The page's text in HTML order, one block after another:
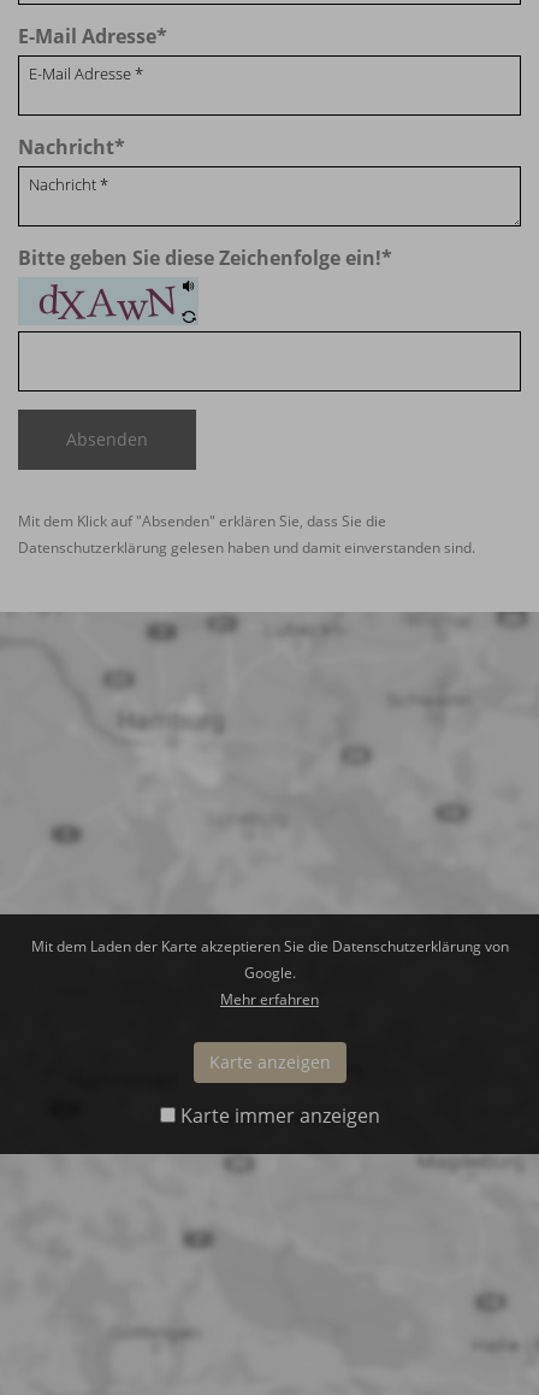
E-Mail Adresse*
Nachricht*
Bitte geben Sie diese Zeichenfolge ein!*
Absenden
Mit dem Klick auf "Absenden" erklären Sie, dass Sie die
Datenschutzerklärung gelesen haben und damit einverstanden sind.
Mit dem Laden der Karte akzeptieren Sie die Datenschutzerklärung von
Google.
Mehr erfahren
Karte anzeigen
Karte immer anzeigen